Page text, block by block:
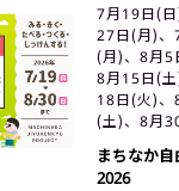
7月19日(
27日(月)、
(月)、8月5
8月15日(
18日(火)、
(土)、8月
まちなか
2026